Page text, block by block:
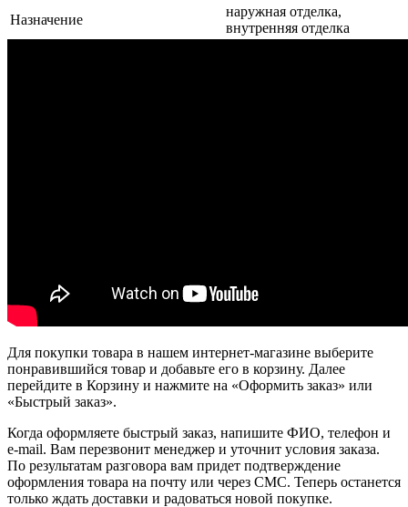
Назначение
наружная отделка,
внутренняя отделка
Для покупки товара в нашем интернет-магазине выберите
понравившийся товар и добавьте его в корзину. Далее
перейдите в Корзину и нажмите на «Оформить заказ» или
«Быстрый заказ».
Когда оформляете быстрый заказ, напишите ФИО, телефон и
e-mail. Вам перезвонит менеджер и уточнит условия заказа.
По результатам разговора вам придет подтверждение
оформления товара на почту или через СМС. Теперь останется
только ждать доставки и радоваться новой покупке.